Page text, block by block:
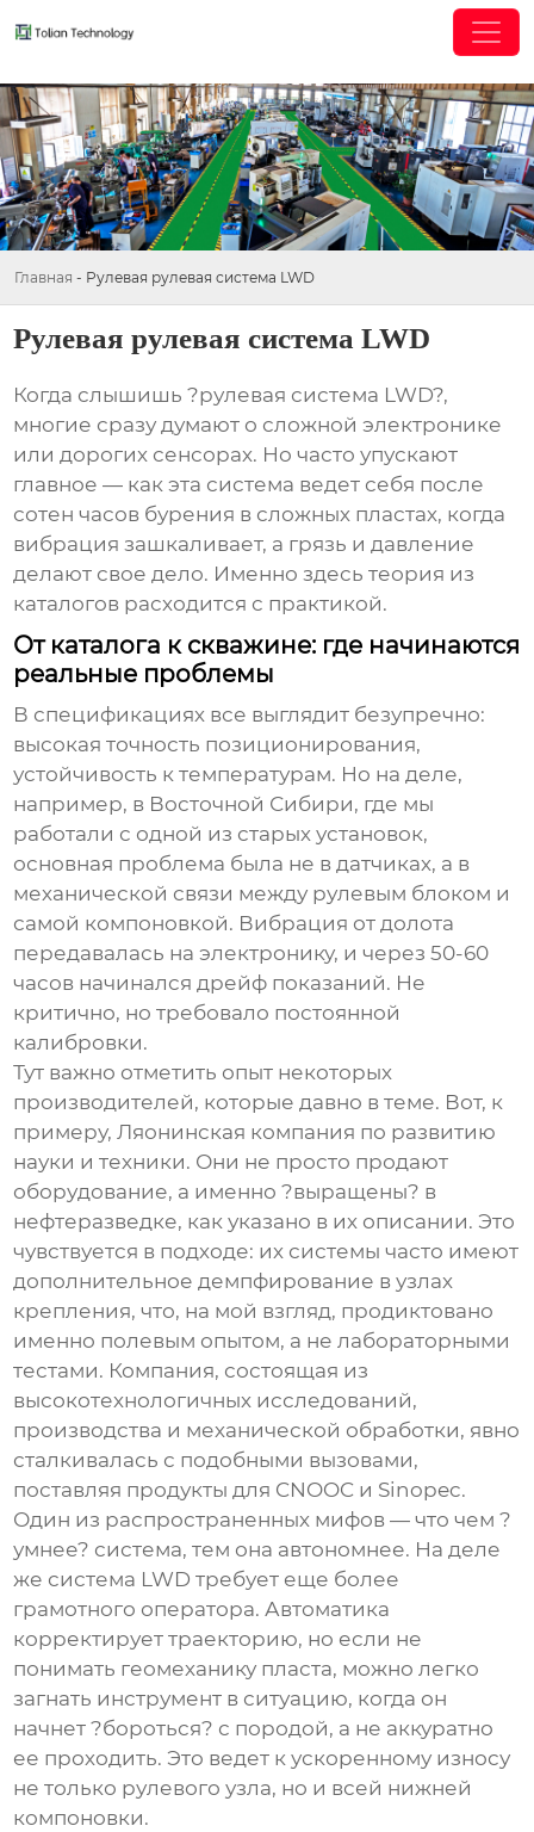
Главная - Рулевая рулевая система LWD
Рулевая рулевая система LWD
Когда слышишь ?рулевая система LWD?,
многие сразу думают о сложной электронике
или дорогих сенсорах. Но часто упускают
главное — как эта система ведет себя после
сотен часов бурения в сложных пластах, когда
вибрация зашкаливает, а грязь и давление
делают свое дело. Именно здесь теория из
каталогов расходится с практикой.
От каталога к скважине: где начинаются
реальные проблемы
В спецификациях все выглядит безупречно:
высокая точность позиционирования,
устойчивость к температурам. Но на деле,
например, в Восточной Сибири, где мы
работали с одной из старых установок,
основная проблема была не в датчиках, а в
механической связи между рулевым блоком и
самой компоновкой. Вибрация от долота
передавалась на электронику, и через 50-60
часов начинался дрейф показаний. Не
критично, но требовало постоянной
калибровки.
Тут важно отметить опыт некоторых
производителей, которые давно в теме. Вот, к
примеру,Ляонинская компания по развитию
науки и техники. Они не просто продают
оборудование, а именно ?выращены? в
нефтеразведке, как указано в их описании. Это
чувствуется в подходе: их системы часто имеют
дополнительное демпфирование в узлах
крепления, что, на мой взгляд, продиктовано
именно полевым опытом, а не лабораторными
тестами. Компания, состоящая из
высокотехнологичных исследований,
производства и механической обработки, явно
сталкивалась с подобными вызовами,
поставляя продукты для CNOOC и Sinopec.
Один из распространенных мифов — что чем ?
умнее? система, тем она автономнее. На деле
же система LWD требует еще более
грамотного оператора. Автоматика
корректирует траекторию, но если не
понимать геомеханику пласта, можно легко
загнать инструмент в ситуацию, когда он
начнет ?бороться? с породой, а не аккуратно
ее проходить. Это ведет к ускоренному износу
не только рулевого узла, но и всей нижней
компоновки.